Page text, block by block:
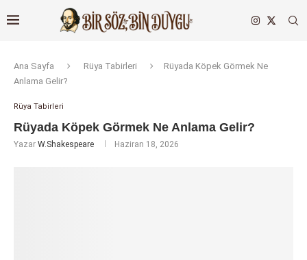
Ana Sayfa Rüya Tabirleri
Rüyada Köpek Görmek Ne
Anlama Gelir?
Rüya Tabirleri
Rüyada Köpek Görmek Ne Anlama Gelir?
Yazar W.Shakespeare Haziran 18, 2026